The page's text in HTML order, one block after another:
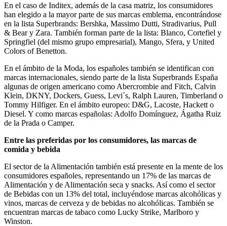
En el caso de Inditex, además de la casa matriz, los consumidores
han elegido a la mayor parte de sus marcas emblema, encontrándose
en la lista Superbrands: Bershka, Massimo Dutti, Stradivarius, Pull
& Bear y Zara. También forman parte de la lista: Blanco, Cortefiel y
Springfiel (del mismo grupo empresarial), Mango, Sfera, y United
Colors of Benetton.
En el ámbito de la Moda, los españoles también se identifican con
marcas internacionales, siendo parte de la lista Superbrands España
algunas de origen americano como Abercrombie and Fitch, Calvin
Klein, DKNY, Dockers, Guess, Levi´s, Ralph Lauren, Timberland o
Tommy Hilfiger. En el ámbito europeo: D&G, Lacoste, Hackett o
Diesel. Y como marcas españolas: Adolfo Domínguez, Ágatha Ruiz
de la Prada o Camper.
Entre las preferidas por los consumidores, las marcas de
comida y bebida
El sector de la Alimentación también está presente en la mente de los
consumidores españoles, representando un 17% de las marcas de
Alimentación y de Alimentación seca y snacks. Así como el sector
de Bebidas con un 13% del total, incluyéndose marcas alcohólicas y
vinos, marcas de cerveza y de bebidas no alcohólicas. También se
encuentran marcas de tabaco como Lucky Strike, Marlboro y
Winston.